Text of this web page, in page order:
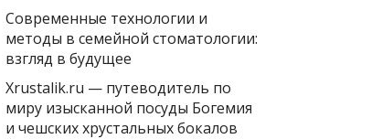
Современные технологии и
методы в семейной стоматологии:
взгляд в будущее
Xrustalik.ru — путеводитель по
миру изысканной посуды Богемия
и чешских хрустальных бокалов